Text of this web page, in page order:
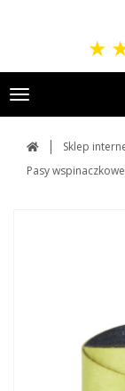
★
Toggle
navigation
Sklep
Pasy